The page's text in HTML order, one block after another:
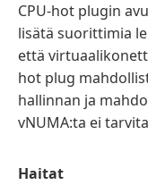
CPU-hot plugin
lisätä suorittimia
että
hot plug
hallinnan ja
vNUMA:ta ei
Haitat